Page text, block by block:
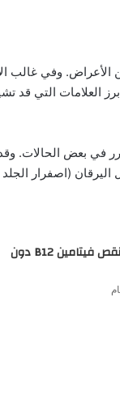
الأعراض. وفي غالب
العلامات التي
بعض الحالات. وقد
(اصفرار الجلد
علامات نقص فيتامين B12 دون